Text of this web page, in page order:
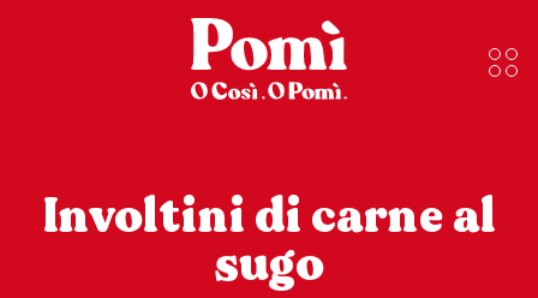
Involtini di carne al
sugo